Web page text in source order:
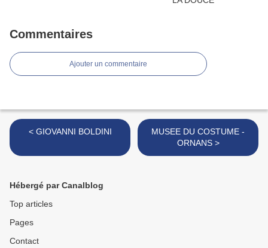
Commentaires
Ajouter un commentaire
< GIOVANNI BOLDINI
MUSEE DU COSTUME -
ORNANS >
Hébergé par Canalblog
Top articles
Pages
Contact